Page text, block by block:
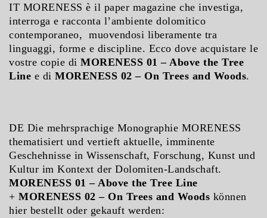
IT MORENESS è il paper magazine che investiga,
interroga e racconta l’ambiente dolomitico
contemporaneo, muovendosi liberamente tra
linguaggi, forme e discipline. Ecco dove acquistare le
vostre copie di MORENESS 01 – Above the Tree
Line e di MORENESS 02 – On Trees and Woods.
DE Die mehrsprachige Monographie MORENESS
thematisiert und vertieft aktuelle, imminente
Geschehnisse in Wissenschaft, Forschung, Kunst und
Kultur im Kontext der Dolomiten-Landschaft.
MORENESS 01 – Above the Tree Line
+ MORENESS 02 – On Trees and Woods können
hier bestellt oder gekauft werden: